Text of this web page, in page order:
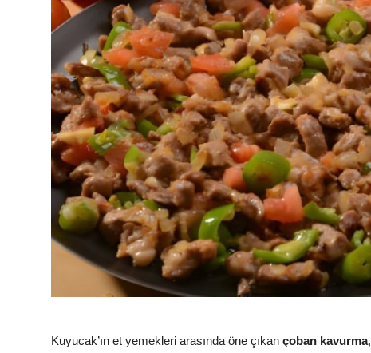
Kuyucak’ın et yemekleri arasında öne çıkan çoban kavurma,